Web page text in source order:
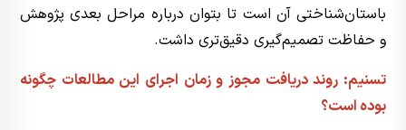
باستان‌شناختی آن است تا بتوان درباره مراحل بعدی پژوهش
و حفاظت تصمیم‌گیری دقیق‌تری داشت.
تسنیم: روند دریافت مجوز و زمان اجرای این مطالعات چگونه
بوده است؟